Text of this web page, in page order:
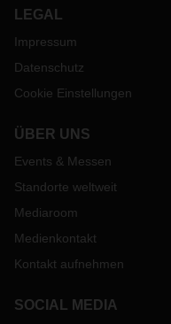
LEGAL
Impressum
Datenschutz
Cookie Einstellungen
ÜBER UNS
Events & Messen
Standorte weltweit
Mediaroom
Medienkontakt
Kontakt aufnehmen
SOCIAL MEDIA